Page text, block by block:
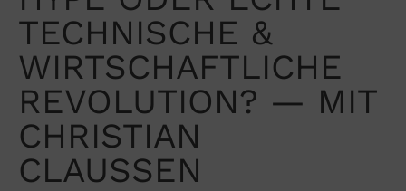
TECHNISCHE &
WIRTSCHAFTLICHE
REVOLUTION? — MIT
CHRISTIAN
CLAUSSEN